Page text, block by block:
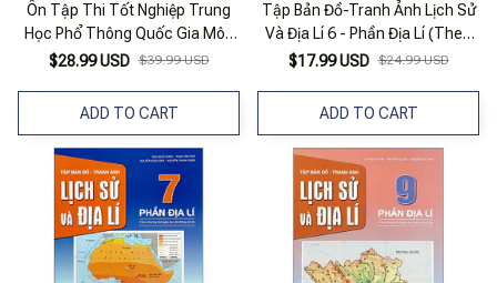
Ôn Tập Thi Tốt Nghiệp Trung
Học Phổ Thông Quốc Gia Môn
Ngữ Văn - 150 Bài Văn Hay
$28.99 USD $39.99 USD
ADD TO CART
Tập Bản Đồ-Tranh Ảnh Lịch Sử
Và Địa Lí 6 - Phần Địa Lí (Theo
Chương Trình Giáo Dục Phổ
$17.99 USD $24.99 USD
ADD TO CART